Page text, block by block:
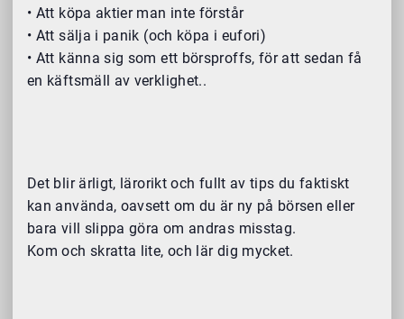
• Att köpa aktier man inte förstår
• Att sälja i panik (och köpa i eufori)
• Att känna sig som ett börsproffs, för att sedan få
en käftsmäll av verklighet..
Det blir ärligt, lärorikt och fullt av tips du faktiskt
kan använda, oavsett om du är ny på börsen eller
bara vill slippa göra om andras misstag.
Kom och skratta lite, och lär dig mycket.